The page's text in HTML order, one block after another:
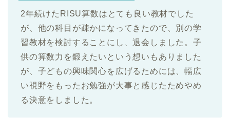
2年続けたRISU算数はとても良い教材でした
が、他の科目が疎かになってきたので、別の学
習教材を検討することにし、退会しました。子
供の算数力を鍛えたいという想いもありました
が、子どもの興味関心を広げるためには、幅広
い視野をもったお勉強が大事と感じたためやめ
る決意をしました。